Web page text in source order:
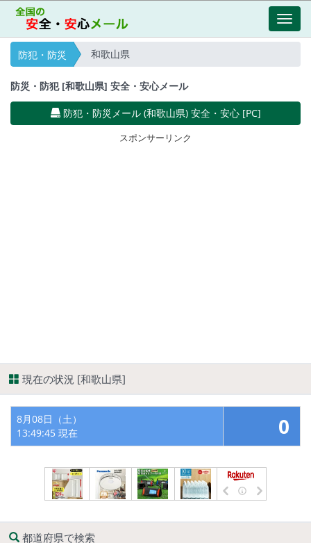
防犯・防災
和歌山県
防災・防犯 [和歌山県] 安全・安心メール
防犯・防災メール (和歌山県) 安全・安心 [PC]
スポンサーリンク
現在の状況 [和歌山県]
8月08日（土）
13:49:45 現在
0
都道府県で検索